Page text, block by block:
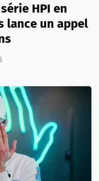
HPI en
lance un appel